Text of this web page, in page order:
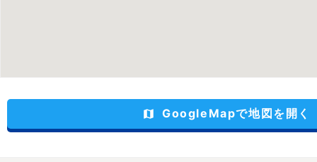
map GoogleMapで地図を開く